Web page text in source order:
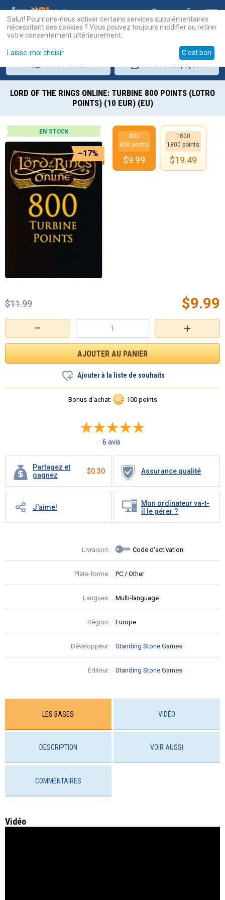
LORD OF THE RINGS ONLINE: TURBINE 800 POINTS (LOTRO
POINTS) (10 EUR) (EU)
EN STOCK
–17%
+
−
$9.99
$11.99
Ajouter à la liste de souhaits
Bonus d'achat: 100 points
6 avis
Partagez et
gagnez
$0.30 Assurance qualité
J'aime!
Mon ordinateur va-t-
il le gérer ?
Livraison: Code d'activation
Plate-forme: PC / Other
Langues: Multi-language
Région: Europe
Développeur: Standing Stone Games
Éditeur: Standing Stone Games
800
800 points
$9.99
1800
1800 points
$19.49
LES BASES VIDÉO
DESCRIPTION VOIR AUSSI
COMMENTAIRES
Vidéo
Salut! Pourrions-nous activer certains services supplémentaires
nécessitant des cookies ? Vous pouvez toujours modifier ou retirer
votre consentement ultérieurement.
Laisse-moi choisir C'est bon